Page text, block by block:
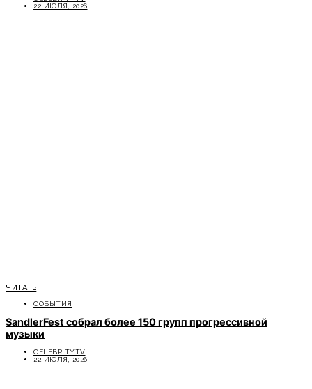
22 ИЮЛЯ, 2026
ЧИТАТЬ
СОБЫТИЯ
SandlerFest собрал более 150 групп прогрессивной
музыки
CELEBRITYTV
22 ИЮЛЯ, 2026